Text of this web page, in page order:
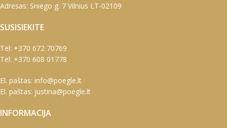
Adresas: Sniego g. 7 Vilnius LT-02109
SUSISIEKITE
Tel: +370 672 70769
Tel: +370 608 01778
El. paštas: info@poegle.lt
El. paštas: justina@poegle.lt
INFORMACIJA